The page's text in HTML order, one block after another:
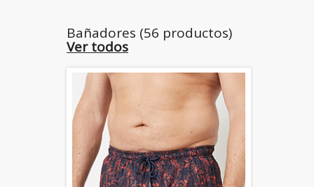
Bañadores (56 productos)
Ver todos